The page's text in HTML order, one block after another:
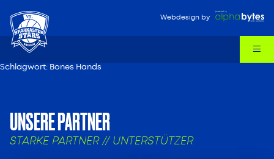
Webdesign by
Schlagwort: Bones Hands
UNSERE PARTNER
STARKE PARTNER // UNTERSTÜTZER